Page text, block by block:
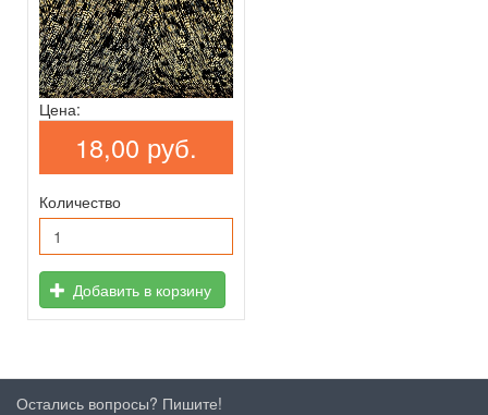
Цена:
18,00 руб.
Количество
Добавить в корзину
Остались вопросы? Пишите!